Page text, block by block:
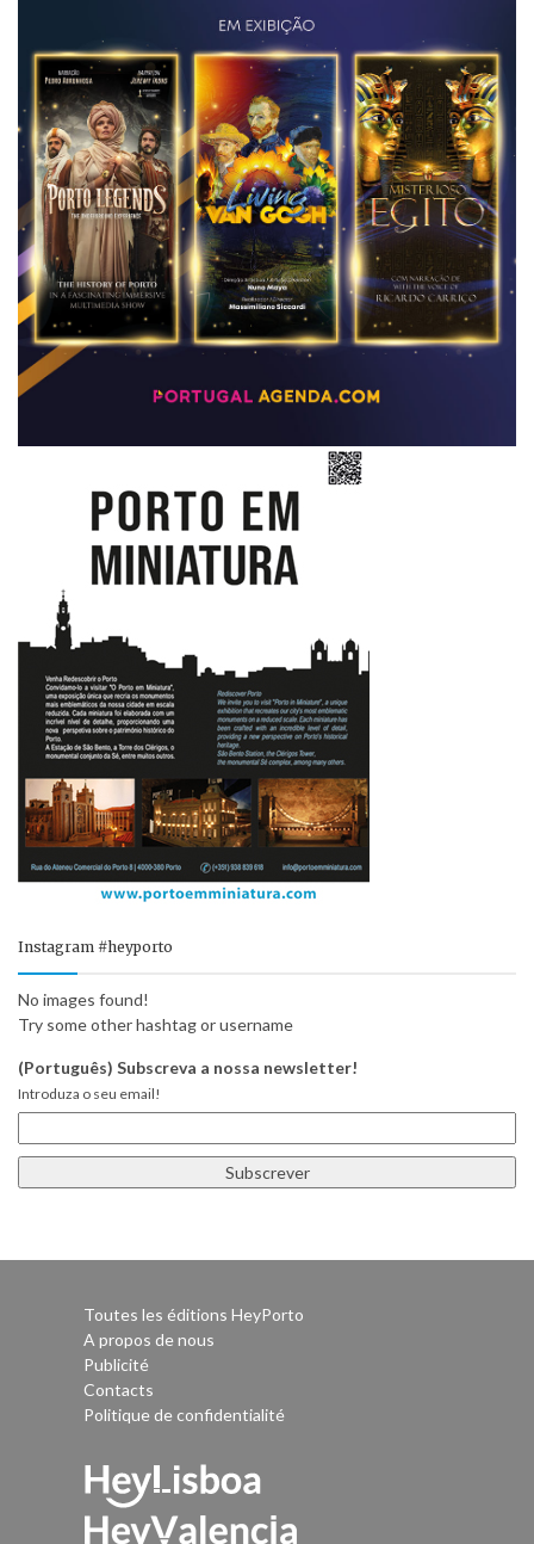
Instagram #heyporto
No images found!
Try some other hashtag or username
(Português) Subscreva a nossa newsletter!
Introduza o seu email!
Toutes les éditions HeyPorto
A propos de nous
Publicité
Contacts
Politique de confidentialité